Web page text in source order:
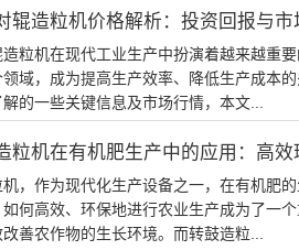
辊造粒机价格解析：投资回报与市
粒机在现代工业生产中扮演着越来越重
域，成为提高生产效率、降低生产成本
的一些关键信息及市场行情，本文...
粒机在有机肥生产中的应用：高效
，作为现代化生产设备之一，在有机肥
何高效、环保地进行农业生产成为了一
善农作物的生长环境。而转鼓造粒...